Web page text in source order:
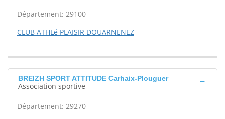
Département: 29100
CLUB ATHLé PLAISIR DOUARNENEZ
BREIZH SPORT ATTITUDE Carhaix-Plouguer
Association sportive
Département: 29270